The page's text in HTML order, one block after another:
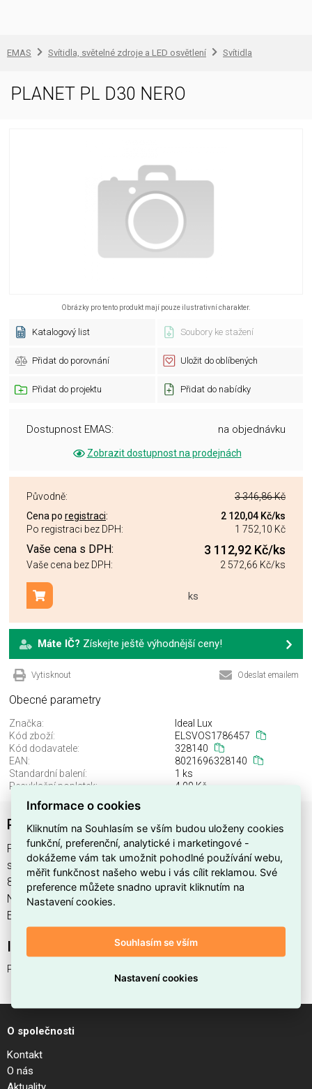
EMAS Svítidla, světelné zdroje a LED osvětlení Svítidla
PLANET PL D30 NERO
Obrázky pro tento produkt mají pouze ilustrativní charakter.
Katalogový list Soubory ke stažení
Přidat do porovnání Uložit do oblíbených
Přidat do projektu Přidat do nabídky
Dostupnost EMAS: na objednávku
Zobrazit dostupnost na prodejnách
Původně:
3 346,86 Kč
Cena po registraci: 2 120,04 Kč/ks
Po registraci bez DPH:
1 752,10 Kč
Vaše cena s DPH: 3 112,92 Kč/ks
Vaše cena bez DPH: 2 572,66 Kč/ks
ks
Přidat do košíku
Máte IČ? Získejte ještě výhodnější ceny!
Vytisknout Odeslat emailem
Obecné parametry
Značka:
Ideal Lux
Kód zboží:
ELSVOS1786457
Kód dodavatele:
328140
EAN:
8021696328140
Standardní balení:
1 ks
Recyklační poplatek:
4,00 Kč
PLANET PL D30 NERO
PLANET PL D30 NERO najdete v kategoriích Svítidla, Svítidla,
světelné zdroje a LED osvětlení, výrobce Ideal Lux, EAN
8021696328140, kód dodavatele 328140. PLANET PL D30
NERO nabízíme od 1 ks. Kód EMAS PLANET PL D30 NERO je
ELSVOS1786457.
Interní název produktu
PLANET PL D30 NERO
O společnosti
Kontakt
O nás
Informace o cookies
Kliknutím na Souhlasím se vším budou uloženy cookies
funkční, preferenční, analytické i marketingové -
dokážeme vám tak umožnit pohodlné používání webu,
měřit funkčnost našeho webu i vás cílit reklamou. Své
preference můžete snadno upravit kliknutím na
Nastavení cookies.
Souhlasím se vším
Nastavení cookies